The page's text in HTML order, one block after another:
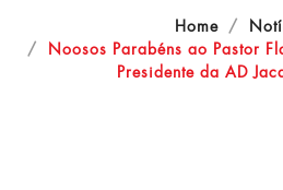
Home
Noosos Parabéns ao Pastor
Presidente da AD